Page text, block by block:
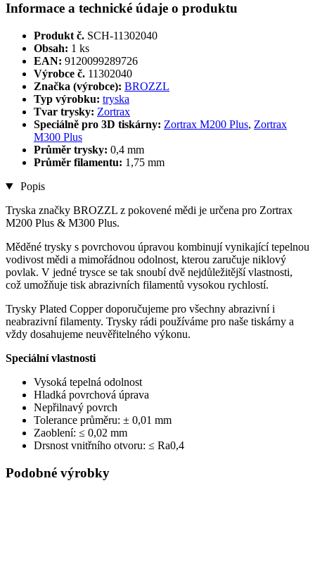
Informace a technické údaje o produktu
Produkt č. SCH-11302040
Obsah: 1 ks
EAN: 9120099289726
Výrobce č. 11302040
Značka (výrobce): BROZZL
Typ výrobku: tryska
Tvar trysky: Zortrax
Speciálně pro 3D tiskárny: Zortrax M200 Plus, Zortrax
M300 Plus
Průměr trysky: 0,4 mm
Průměr filamentu: 1,75 mm
Popis
Tryska značky BROZZL z pokovené mědi je určena pro Zortrax
M200 Plus & M300 Plus.
Měděné trysky s povrchovou úpravou kombinují vynikající tepelnou
vodivost mědi a mimořádnou odolnost, kterou zaručuje niklový
povlak. V jedné trysce se tak snoubí dvě nejdůležitější vlastnosti,
což umožňuje tisk abrazivních filamentů vysokou rychlostí.
Trysky Plated Copper doporučujeme pro všechny abrazivní i
neabrazivní filamenty. Trysky rádi používáme pro naše tiskárny a
vždy dosahujeme neuvěřitelného výkonu.
Speciální vlastnosti
Vysoká tepelná odolnost
Hladká povrchová úprava
Nepřilnavý povrch
Tolerance průměru: ± 0,01 mm
Zaoblení: ≤ 0,02 mm
Drsnost vnitřního otvoru: ≤ Ra0,4
Podobné výrobky